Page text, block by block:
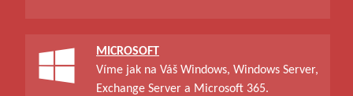
MICROSOFT
Víme jak na Váš Windows, Windows Server,
Exchange Server a Microsoft 365.